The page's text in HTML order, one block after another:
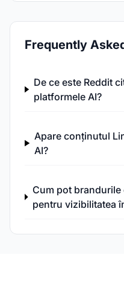
Frequently
De ce este Reddit
platformele AI?
Apare conținutul
AI?
Cum pot
pentru vizibilitatea